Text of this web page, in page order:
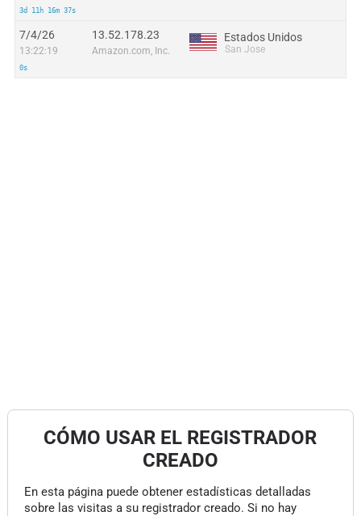
3d 11h 16m 37s
7/4/26
13:22:19
0s
13.52.178.23
Amazon.com, Inc.
Estados Unidos
San Jose
CÓMO USAR EL REGISTRADOR
CREADO
En esta página puede obtener estadísticas detalladas
sobre las visitas a su registrador creado. Si no hay